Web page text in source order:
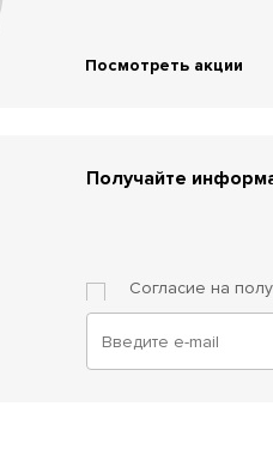
Посмотреть акции
Получайте
Согласие на